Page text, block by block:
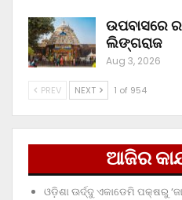
ଉପବାସରେ
ଲିଙ୍ଗରାଜ
Aug 3, 2026
PREV NEXT 1 of 954
ଆଜିର
ଓଡ଼ିଶା ଊର୍ଦ୍ଦୁ ଏକାଡେମି ପକ୍ଷରୁ